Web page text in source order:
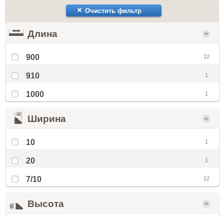
Очистить фильтр
Длина
900 12
910 1
1000 1
Ширина
10 1
20 1
7/10 12
Высота